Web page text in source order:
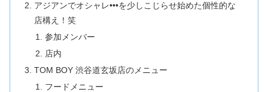
アジアンでオシャレ•••を少しこじらせ始めた個性的な
店構え！笑
参加メンバー
店内
TOM BOY 渋谷道玄坂店のメニュー
フードメニュー